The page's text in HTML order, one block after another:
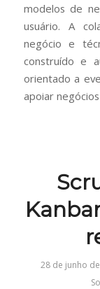
modelos de
usuário. A
negócio e
construído e
orientado a
apoiar
28 de junho